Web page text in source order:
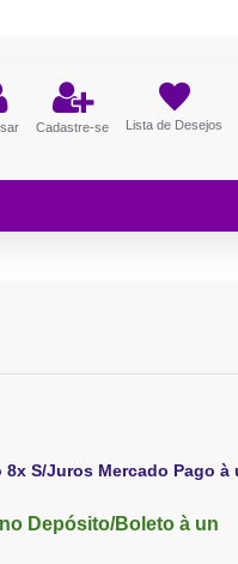
Cadastre-se Lista de Desejos
8x S/Juros Mercado Pago à
no Depósito/Boleto à un